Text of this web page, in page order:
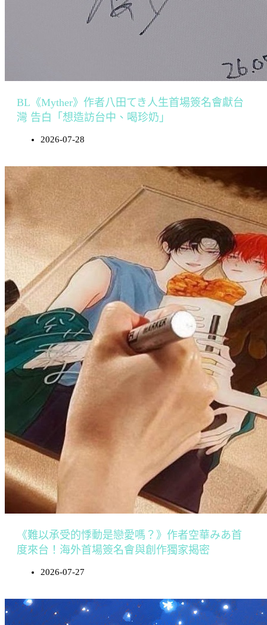
BL《Myther》作者八田てき人生首場簽名會獻台
灣 告白「想造訪台中、喝珍奶」
2026-07-28
《難以承受的悸動是戀愛嗎？》作者空華みあ首
度來台！海外首場簽名會與創作獨家揭密
2026-07-27